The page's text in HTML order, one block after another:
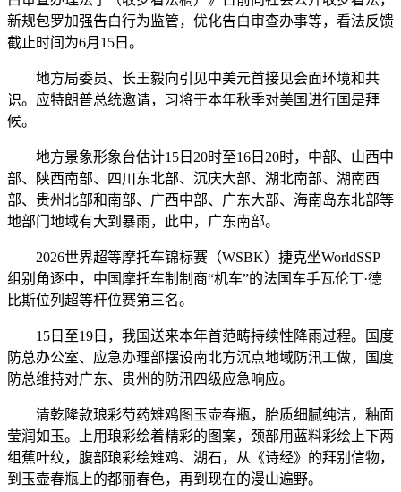
新规包罗加强告白行为监管，优化告白审查办事等，看法反馈
截止时间为6月15日。
地方局委员、长王毅向引见中美元首接见会面环境和共
识。应特朗普总统邀请，习将于本年秋季对美国进行国是拜
候。
地方景象形象台估计15日20时至16日20时，中部、山西中
部、陕西南部、四川东北部、沉庆大部、湖北南部、湖南西
部、贵州北部和南部、广西中部、广东大部、海南岛东北部等
地部门地域有大到暴雨，此中，广东南部。
2026世界超等摩托车锦标赛（WSBK）捷克坐WorldSSP
组别角逐中，中国摩托车制制商“机车”的法国车手瓦伦丁·德
比斯位列超等杆位赛第三名。
15日至19日，我国送来本年首范畴持续性降雨过程。国度
防总办公室、应急办理部摆设南北方沉点地域防汛工做，国度
防总维持对广东、贵州的防汛四级应急响应。
清乾隆款琅彩芍药雉鸡图玉壶春瓶，胎质细腻纯洁，釉面
莹润如玉。上用琅彩绘着精彩的图案，颈部用蓝料彩绘上下两
组蕉叶纹，腹部琅彩绘雉鸡、湖石，从《诗经》的拜别信物，
到玉壶春瓶上的都丽春色，再到现在的漫山遍野。